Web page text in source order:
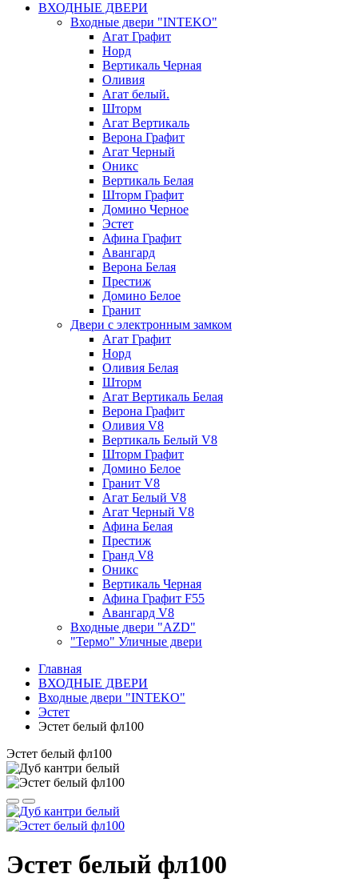
ВХОДНЫЕ ДВЕРИ
Входные двери "INTEKO"
Агат Графит
Норд
Вертикаль Черная
Оливия
Агат белый.
Шторм
Агат Вертикаль
Верона Графит
Агат Черный
Оникс
Вертикаль Белая
Шторм Графит
Домино Черное
Эстет
Афина Графит
Авангард
Верона Белая
Престиж
Домино Белое
Гранит
Двери с электронным замком
Агат Графит
Норд
Оливия Белая
Шторм
Агат Вертикаль Белая
Верона Графит
Оливия V8
Вертикаль Белый V8
Шторм Графит
Домино Белое
Гранит V8
Агат Белый V8
Агат Черный V8
Афина Белая
Престиж
Гранд V8
Оникс
Вертикаль Черная
Афина Графит F55
Авангард V8
Входные двери "AZD"
"Термо" Уличные двери
Главная
ВХОДНЫЕ ДВЕРИ
Входные двери "INTEKO"
Эстет
Эстет белый фл100
Эстет белый фл100
Эстет белый фл100